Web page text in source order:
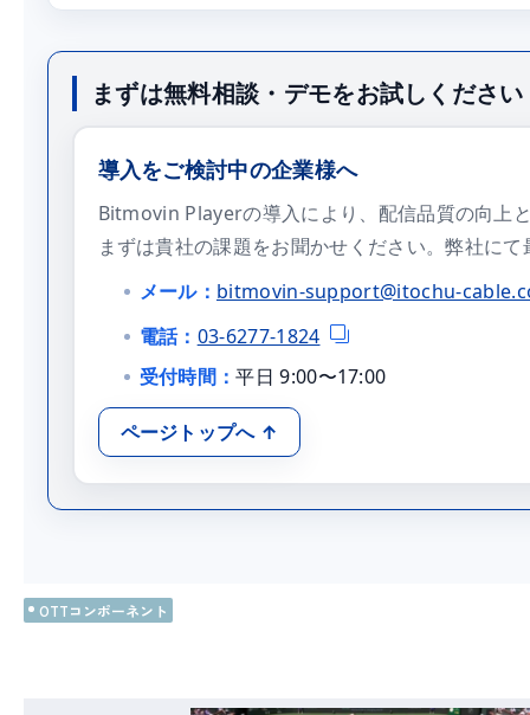
まずは無料相談・デモをお試しください
導入をご検討中の企業様へ
Bitmovin Playerの導入により、配信品質の向上
まずは貴社の課題をお聞かせください。弊社に
メール： bitmovin-support@itochu-
電話： 03-6277-1824
受付時間：平日 9:00〜17:00
ページトップへ ↑
OTTコンポーネント